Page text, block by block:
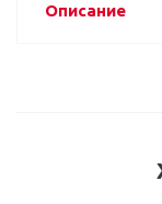
Описание